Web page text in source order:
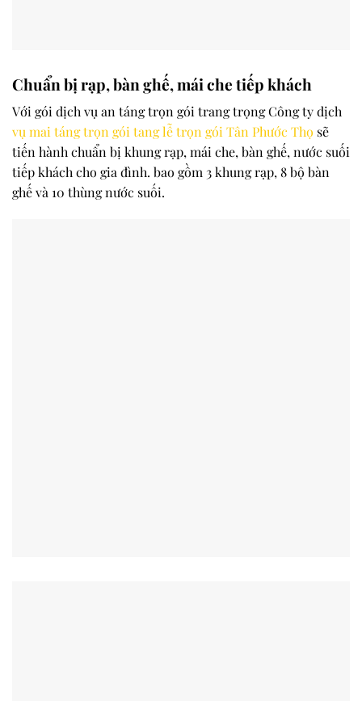
Chuẩn bị rạp, bàn ghế, mái che tiếp khách
Với gói dịch vụ an táng trọn gói trang trọng Công ty dịch
vụ mai táng trọn gói tang lễ trọn góiTân Phước Thọ sẽ
tiến hành chuẩn bị khung rạp, mái che, bàn ghế, nước suối
tiếp khách cho gia đình. bao gồm 3 khung rạp, 8 bộ bàn
ghế và 10 thùng nước suối.